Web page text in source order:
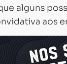
alguns
aos